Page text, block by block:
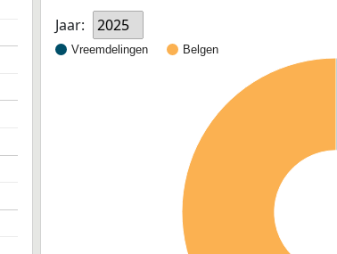
Jaar:
2025
Vreemdelingen Belgen